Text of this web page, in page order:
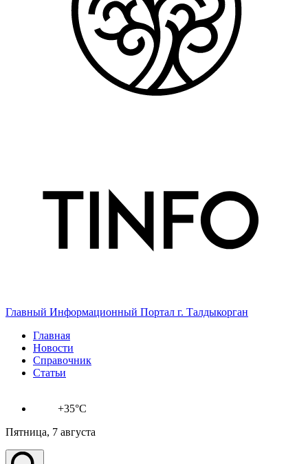
Главный Информационный Портал г. Талдыкорган
Главная
Новости
Справочник
Статьи
+35°C
Пятница, 7 августа